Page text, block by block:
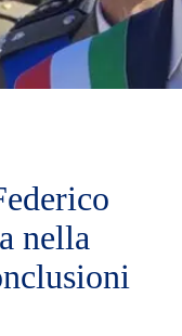
nella